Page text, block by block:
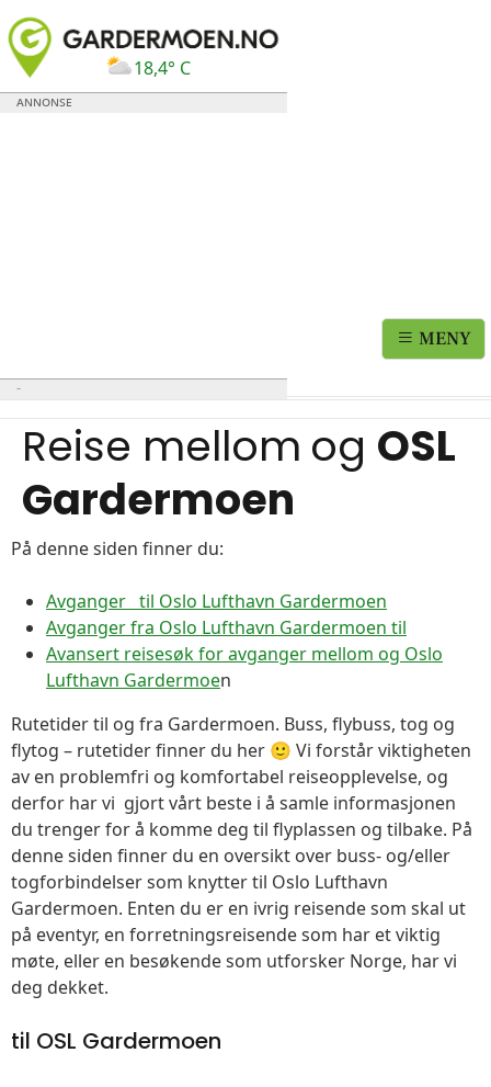
18,4° C
MENY
Reise mellom og OSL
Gardermoen
På denne siden finner du:
Avganger til Oslo Lufthavn Gardermoen
Avganger fra Oslo Lufthavn Gardermoen til
Avansert reisesøk for avganger mellom og Oslo
Lufthavn Gardermoen
Rutetider til og fra Gardermoen. Buss, flybuss, tog og
flytog – rutetider finner du her 🙂 Vi forstår viktigheten
av en problemfri og komfortabel reiseopplevelse, og
derfor har vi gjort vårt beste i å samle informasjonen
du trenger for å komme deg til flyplassen og tilbake. På
denne siden finner du en oversikt over buss- og/eller
togforbindelser som knytter til Oslo Lufthavn
Gardermoen. Enten du er en ivrig reisende som skal ut
på eventyr, en forretningsreisende som har et viktig
møte, eller en besøkende som utforsker Norge, har vi
deg dekket.
til OSL Gardermoen